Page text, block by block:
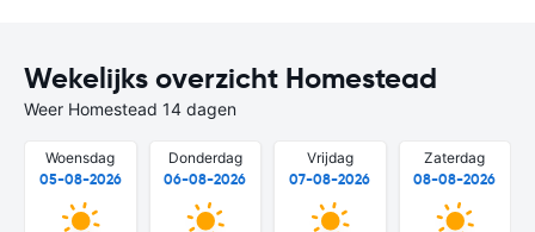
Wekelijks overzicht Homestead
Weer Homestead 14 dagen
Woensdag
05-08-2026
Donderdag
06-08-2026
Vrijdag
07-08-2026
Zaterdag
08-08-2026